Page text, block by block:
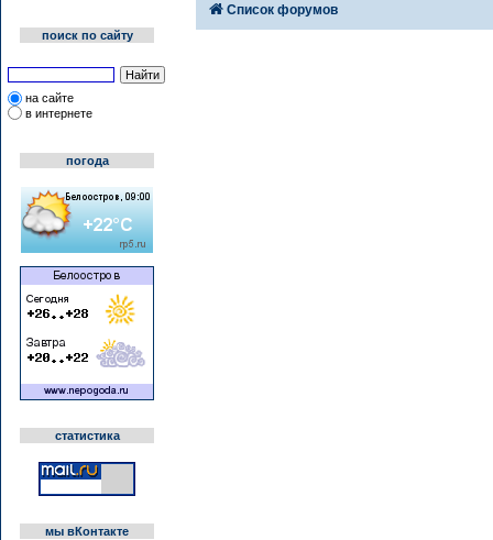
поиск по сайту
на сайте
в интернете
погода
статистика
мы вКонтакте
Список форумов